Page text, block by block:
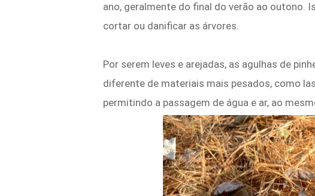
ano, geralmente do final do verão ao outono.
cortar ou danificar as árvores.
Por serem leves e arejadas, as agulhas de
diferente de materiais mais pesados, como
permitindo a passagem de água e ar, ao